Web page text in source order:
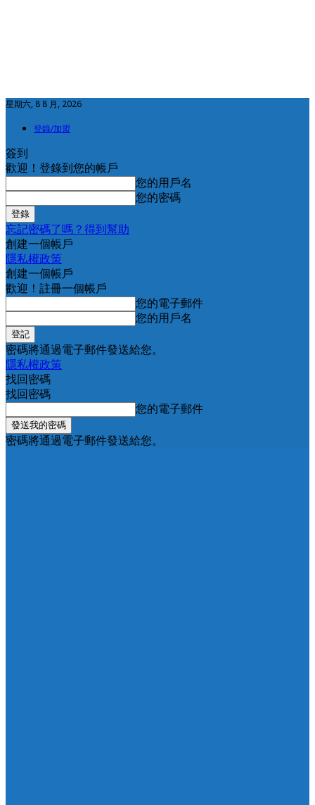
星期六, 8 8 月, 2026
登錄/加盟
簽到
歡迎！登錄到您的帳戶
您的用戶名
您的密碼
忘記密碼了嗎？得到幫助
創建一個帳戶
隱私權政策
創建一個帳戶
歡迎！註冊一個帳戶
您的電子郵件
您的用戶名
密碼將通過電子郵件發送給您。
隱私權政策
找回密碼
找回密碼
您的電子郵件
密碼將通過電子郵件發送給您。